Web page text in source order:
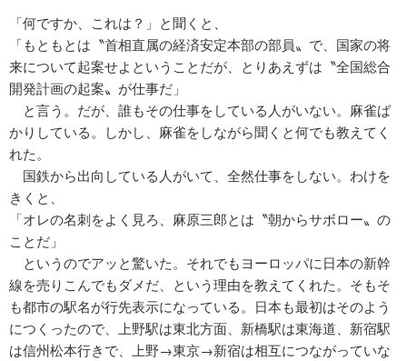
「何ですか、これは？」と聞くと、
「もともとは〝首相直属の経済安定本部の部員〟で、国家の将
来について起案せよということだが、とりあえずは〝全国総合
開発計画の起案〟が仕事だ」
と言う。だが、誰もその仕事をしている人がいない。麻雀ば
かりしている。しかし、麻雀をしながら聞くと何でも教えてく
れた。
国鉄から出向している人がいて、全然仕事をしない。わけを
きくと、
「オレの名刺をよく見ろ、麻原三郎とは〝朝からサボロー〟の
ことだ」
というのでアッと驚いた。それでもヨーロッパに日本の新幹
線を売りこんでもダメだ、という理由を教えてくれた。そもそ
も都市の駅名が行先表示になっている。日本も最初はそのよう
につくったので、上野駅は東北方面、新橋駅は東海道、新宿駅
は信州松本行きで、上野→東京→新宿は相互につながっていな